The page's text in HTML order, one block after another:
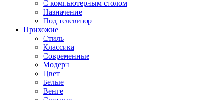
С компьютерным столом
Назначение
Под телевизор
Прихожие
Стиль
Классика
Современные
Модерн
Цвет
Белые
Венге